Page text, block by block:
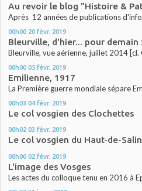
Au revoir le blog "Histoire &
Après 12 années de publications
00h00 20 févr. 2019
Bleurville, d'hier... pour demain
Bleurville, vue aérienne, juillet 2014 [cl.
00h00 05 févr. 2019
Emilienne, 1917
La Première guerre mondiale sépare
00h03 04 févr. 2019
Le col vosgien des Clochettes
00h02 03 févr. 2019
Le col vosgien du Haut-de-
00h00 02 févr. 2019
L'image des Vosges
Les actes du colloque tenu en 2016 à